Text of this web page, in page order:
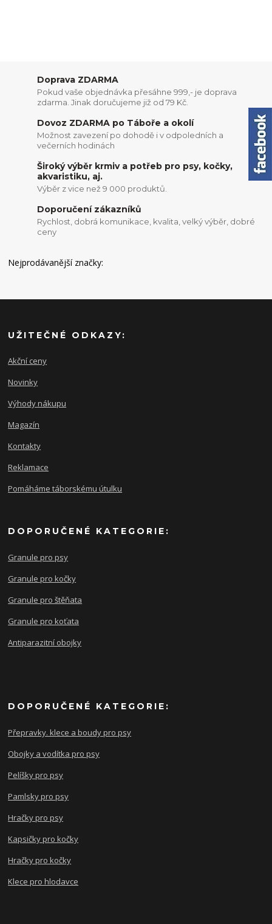
Doprava ZDARMA
Pokud vaše objednávka přesáhne 999,- je doprava
zdarma. Jinak doručujeme již od 79 Kč.
Dovoz ZDARMA po Táboře a okolí
Možnost zavezení po dohodě i v odpoledních a
večerních hodinách
Široký výběr krmiv a potřeb pro psy, kočky,
akvaristiku, aj.
Výběr z vice než 9 000 produktů.
Doporučení zákazníků
Rychlost, dobrá komunikace, kvalita, velký výběr, dobré
ceny
Nejprodávanější značky:
UŽITEČNÉ ODKAZY:
Akční ceny
Novinky
Výhody nákupu
Magazín
Kontakty
Reklamace
Pomáháme táborskému útulku
DOPORUČENÉ KATEGORIE:
Granule pro psy
Granule pro kočky
Granule pro štěňata
Granule pro koťata
Antiparazitní obojky
DOPORUČENÉ KATEGORIE:
Přepravky. klece a boudy pro psy
Obojky a vodítka pro psy
Pelíšky pro psy
Pamlsky pro psy
Hračky pro psy
Kapsičky pro kočky
Hračky pro kočky
Klece pro hlodavce